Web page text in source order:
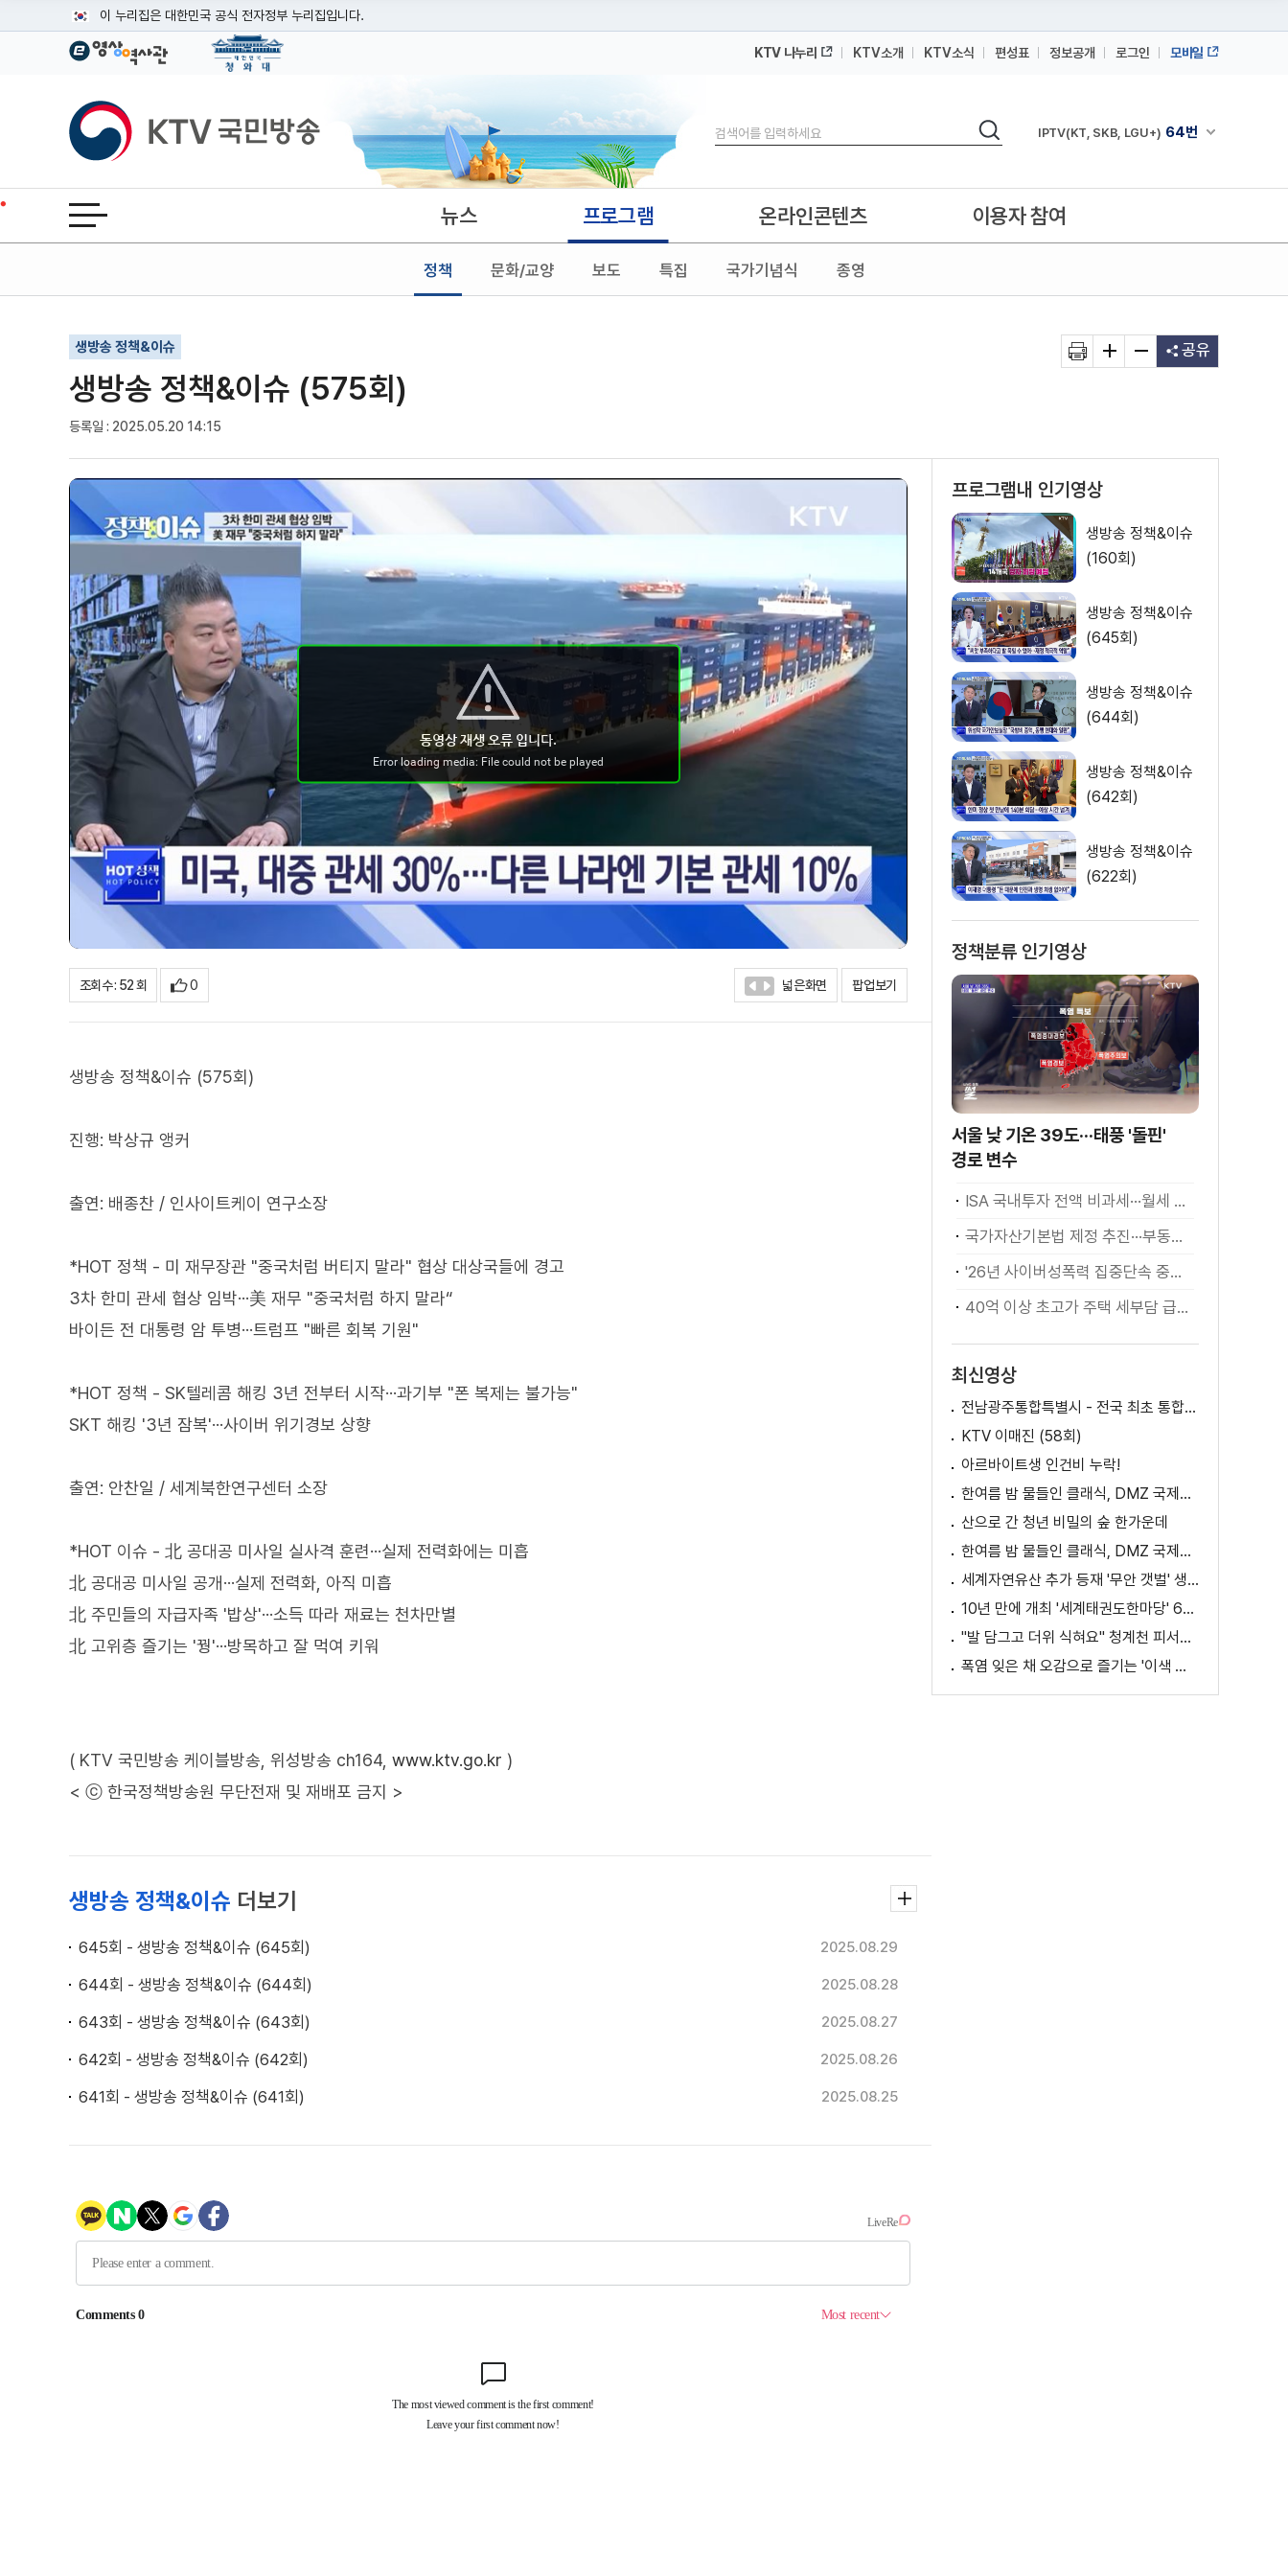
이 누리집은 대한민국 공식 전자정부 누리집입니다.
공식 누리집 주소 확인하기
이밖에 or.kr 또는 .kr등 다른 도메인 주소를 사용하고 있다면 아래 URL에서 도메인 주소를 확인해 보세요
운영중인 공식 누리집보기
KTV 나누리 KTV소개 KTV소식 편성표 정보공개 로그인 모바일
KTV국민방송
검색
검색 채널안내 펼쳐
IPTV(KT, SKB, LGU+) 64번
IPTV(KT, SKB, LGU+)
전체메뉴 열기 뉴스 프로그램
정책 문화/교양 보도 특집 국가기념식 종영
온라인콘텐츠 이용자 참여
생방송 정책&이슈
생방송 정책&이슈 (575회)
등록일 : 2025.05.20 14:15
기사인쇄
글자확대
글자축소 공유
조회수 : 52 회 0 넓은화면 팝업보기
생방송 정책&이슈 (575회)
진행: 박상규 앵커
출연: 배종찬 / 인사이트케이 연구소장
*HOT 정책 - 미 재무장관 "중국처럼 버티지 말라" 협상 대상국들에 경고
3차 한미 관세 협상 임박···美 재무 "중국처럼 하지 말라“
바이든 전 대통령 암 투병···트럼프 "빠른 회복 기원"
*HOT 정책 - SK텔레콤 해킹 3년 전부터 시작···과기부 "폰 복제는 불가능"
SKT 해킹 '3년 잠복'···사이버 위기경보 상향
출연: 안찬일 / 세계북한연구센터 소장
*HOT 이슈 - 北 공대공 미사일 실사격 훈련···실제 전력화에는 미흡
北 공대공 미사일 공개···실제 전력화, 아직 미흡
北 주민들의 자급자족 '밥상'···소득 따라 재료는 천차만별
北 고위층 즐기는 '꿩'···방목하고 잘 먹여 키워
( KTV 국민방송 케이블방송, 위성방송 ch164, www.ktv.go.kr )
< ⓒ 한국정책방송원 무단전재 및 재배포 금지 >
생방송 정책&이슈 더보기
645회 - 생방송 정책&이슈 (645회) 2025.08.29
644회 - 생방송 정책&이슈 (644회) 2025.08.28
643회 - 생방송 정책&이슈 (643회) 2025.08.27
642회 - 생방송 정책&이슈 (642회) 2025.08.26
641회 - 생방송 정책&이슈 (641회) 2025.08.25
프로그램내 인기영상
생방송 정책&이슈
(160회)
생방송 정책&이슈
(645회)
생방송 정책&이슈
(644회)
생방송 정책&이슈
(642회)
생방송 정책&이슈
(622회)
정책분류 인기영상
서울 낮 기온 39도···태풍 '돌핀'
경로 변수
ISA 국내투자 전액 비과세···월세 세액공제 확대
국가자산기본법 제정 추진···부동산·주식 등 통합 관리
'26년 사이버성폭력 집중단속 중간성과 발표···향후 추진계획은?
40억 이상 초고가 주택 세부담 급증···실수요자 보호 강화
최신영상
전남광주통합특별시 - 전국 최초 통합돌봄 모델
KTV 이매진 (58회)
아르바이트생 인건비 누락!
한여름 밤 물들인 클래식, DMZ 국제음악제 성황
산으로 간 청년 비밀의 숲 한가운데
한여름 밤 물들인 클래식, DMZ 국제음악제 성황
세계자연유산 추가 등재 '무안 갯벌' 생태 체험
10년 만에 개최 '세계태권도한마당' 61개국 참가
"발 담그고 더위 식혀요" 청계천 피서지로 인기
폭염 잊은 채 오감으로 즐기는 '이색 독서' 인기